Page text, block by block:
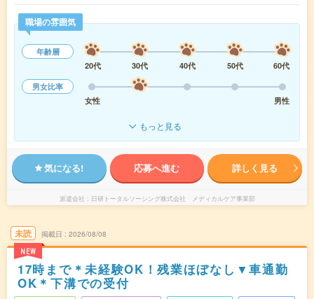
職場の雰囲気
年齢層
20代
30代 40代 50代
60代
男女比率
女性
男性
もっと見る
気になる! 応募へ進む 詳しく見る
派遣会社 日研トータルソーシング株式会社 メディカルケア事業部
未読
NEW
掲載日 2026/08/08
17時まで＊未経験OK！残業ほぼなし▼車通勤
OK＊下溝での受付